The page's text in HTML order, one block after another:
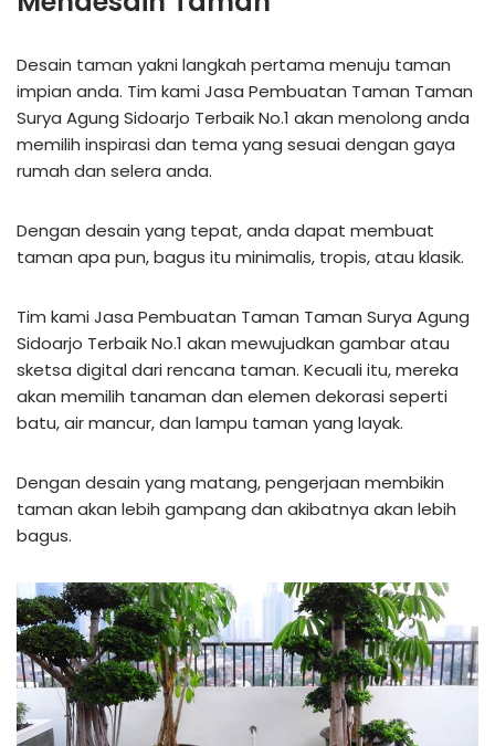
Desain taman yakni langkah pertama menuju taman
impian anda. Tim kami Jasa Pembuatan Taman Taman
Surya Agung Sidoarjo Terbaik No.1 akan menolong anda
memilih inspirasi dan tema yang sesuai dengan gaya
rumah dan selera anda.
Dengan desain yang tepat, anda dapat membuat
taman apa pun, bagus itu minimalis, tropis, atau klasik.
Tim kami Jasa Pembuatan Taman Taman Surya Agung
Sidoarjo Terbaik No.1 akan mewujudkan gambar atau
sketsa digital dari rencana taman. Kecuali itu, mereka
akan memilih tanaman dan elemen dekorasi seperti
batu, air mancur, dan lampu taman yang layak.
Dengan desain yang matang, pengerjaan membikin
taman akan lebih gampang dan akibatnya akan lebih
bagus.